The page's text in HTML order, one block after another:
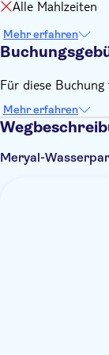
Einen gültigen
katarischen
Alle Mahlzeiten
Mehr erfahren
Für diese
Mehr erfahren
Meryal-